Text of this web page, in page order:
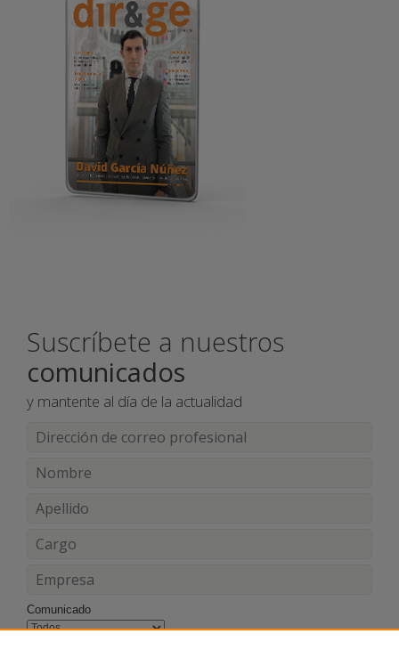
Suscríbete a nuestros
comunicados
y mantente al día de la actualidad
Comunicado